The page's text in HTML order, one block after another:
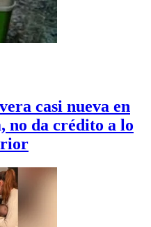
casi nueva en
da crédito a lo